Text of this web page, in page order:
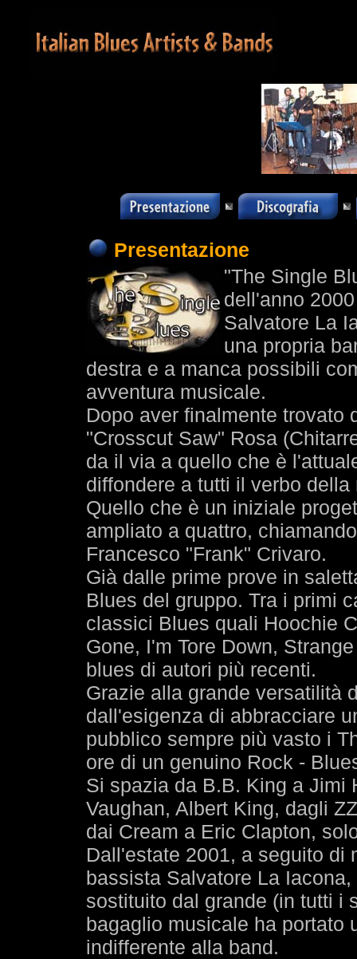
Presentazione
"The Single
dell'anno
Salvatore La
una propria
destra e a manca possibili
avventura musicale.
Dopo aver finalmente trovato
"Crosscut Saw" Rosa
da il via a quello che è
diffondere a tutti il verbo
Quello che è un iniziale
ampliato a quattro,
Francesco "Frank" Crivaro.
Già dalle prime prove in
Blues del gruppo. Tra i primi
classici Blues quali Hoochie
Gone, I'm Tore Down,
blues di autori più recenti.
Grazie alla grande versatilità
dall'esigenza di abbracciare
pubblico sempre più vasto i
ore di un genuino Rock -
Si spazia da B.B. King a Jimi
Vaughan, Albert King, dagli
dai Cream a Eric Clapton,
Dall'estate 2001, a seguito di
bassista Salvatore La
sostituito dal grande (in tutti i
bagaglio musicale ha portato
indifferente alla band.